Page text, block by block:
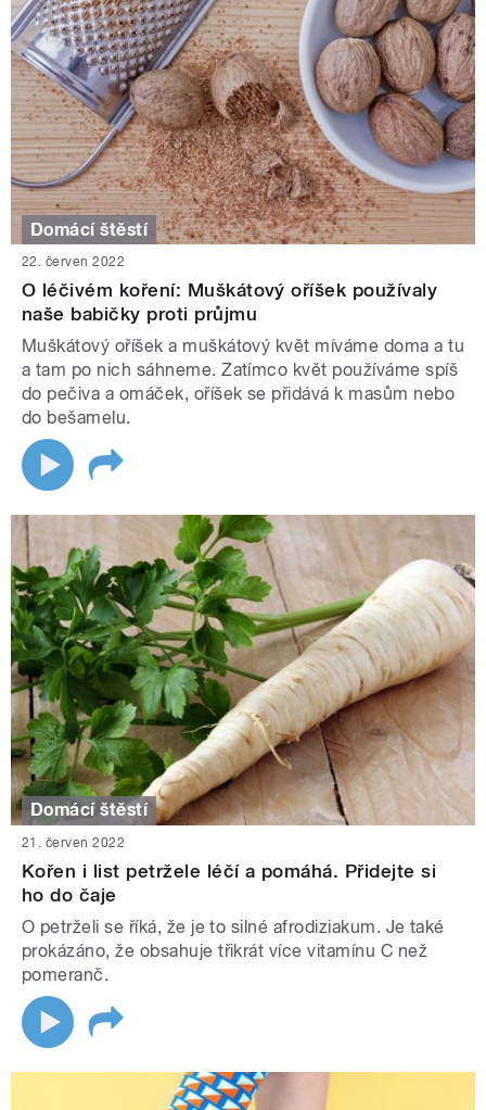
Domácí štěstí
22. červen 2022
O léčivém koření: Muškátový oříšek používaly
naše babičky proti průjmu
Muškátový oříšek a muškátový květ míváme doma a tu
a tam po nich sáhneme. Zatímco květ používáme spíš
do pečiva a omáček, oříšek se přidává k masům nebo
do bešamelu.
Domácí štěstí
21. červen 2022
Kořen i list petržele léčí a pomáhá. Přidejte si
ho do čaje
O petrželi se říká, že je to silné afrodiziakum. Je také
prokázáno, že obsahuje třikrát více vitamínu C než
pomeranč.